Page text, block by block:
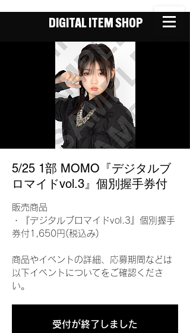
DIGITAL ITEM SHOP
5/25 1部 MOMO『デジタルブ
ロマイドvol.3』個別握手券付
販売商品
・『デジタルブロマイドvol.3』個別握手
券付1,650円(税込み)
商品やイベントの詳細、応募期間などは
以下イベントについてをご確認くださ
い。
受付が終了しました